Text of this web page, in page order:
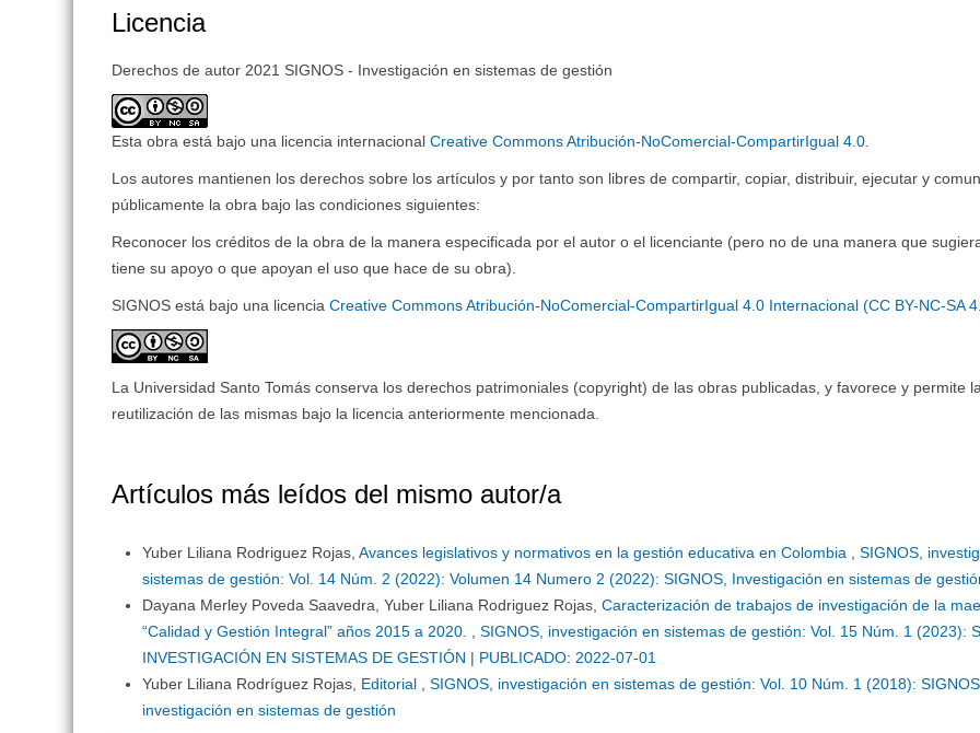
Licencia
Derechos de autor 2021 SIGNOS - Investigación en sistemas de gestión
Esta obra está bajo una licencia internacionalCreative Commons Atribución-NoComercial-CompartirIgual 4.0
Los autores mantienen los derechos sobre los artículos y por tanto son libres de compartir, copiar, distribuir, ejecutar y
públicamente la obra bajo las condiciones siguientes:
Reconocer los créditos de la obra de la manera especificada por el autor o el licenciante (pero no de una manera que
tiene su apoyo o que apoyan el uso que hace de su obra).
SIGNOS está bajo una licenciaCreative Commons Atribución-NoComercial-CompartirIgual 4.0 Internacional (CC BY-NC-SA
La Universidad Santo Tomás conserva los derechos patrimoniales (copyright) de las obras publicadas, y favorece y permite la
reutilización de las mismas bajo la licencia anteriormente mencionada.
Artículos más leídos del mismo autor/a
Yuber Liliana Rodriguez Rojas,Avances legislativos y normativos en la gestión educativa en Colombia ,SIGNOS,
sistemas de gestión: Vol. 14 Núm. 2 (2022): Volumen 14 Numero 2 (2022): SIGNOS, Investigación en sistemas de
Dayana Merley Poveda Saavedra, Yuber Liliana Rodriguez Rojas,Caracterización de trabajos de investigación de la
“Calidad y Gestión Integral” años 2015 a 2020.
,SIGNOS, investigación en sistemas de gestión: Vol. 15 Núm. 1 (2023):
INVESTIGACIÓN EN SISTEMAS DE GESTIÓN | PUBLICADO: 2022-07-01
Yuber Liliana Rodríguez Rojas, Editorial ,SIGNOS, investigación en sistemas de gestión: Vol. 10 Núm. 1 (2018): SIGNOS,
investigación en sistemas de gestión